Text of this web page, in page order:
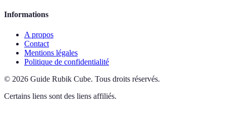
Informations
A propos
Contact
Mentions légales
Politique de confidentialité
© 2026 Guide Rubik Cube. Tous droits réservés.
Certains liens sont des liens affiliés.